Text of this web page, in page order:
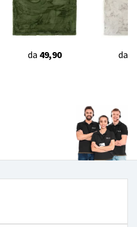
da 49,90 da